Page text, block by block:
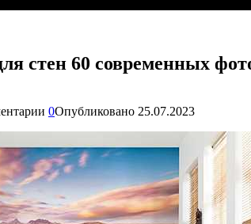
стен 60 современных
0Опубликовано 25.07.2023